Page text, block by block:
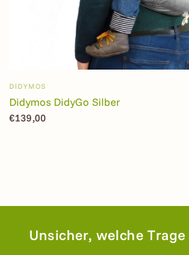
DIDYMOS
Didymos DidyGo Silber
€139,00
Unsicher, welche